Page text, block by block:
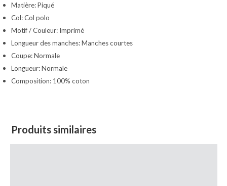
Matière: Piqué
Col: Col polo
Motif / Couleur: Imprimé
Longueur des manches: Manches courtes
Coupe: Normale
Longueur: Normale
Composition: 100% coton
Produits similaires